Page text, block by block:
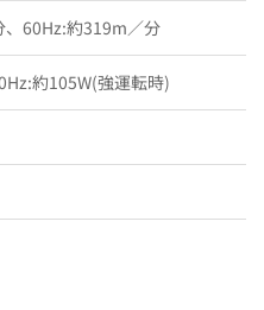
60Hz:約319m／分
約105W(強運転時)